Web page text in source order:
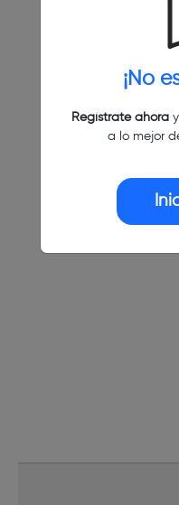
¡No
Regístrate ahoray
a lo mejor